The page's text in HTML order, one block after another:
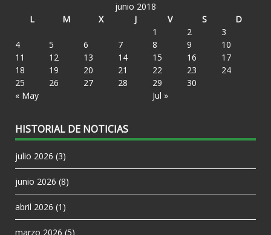
junio 2018
L
M X J V S D
« May Jul »
1 2
3
4
5 6 7 8 9
10
11
12 13 14 15 16
17
18
19 20 21 22 23
24
25
26 27 28 29 30
HISTORIAL DE NOTICIAS
julio 2026 (3)
junio 2026 (8)
abril 2026 (1)
marzo 2026 (5)